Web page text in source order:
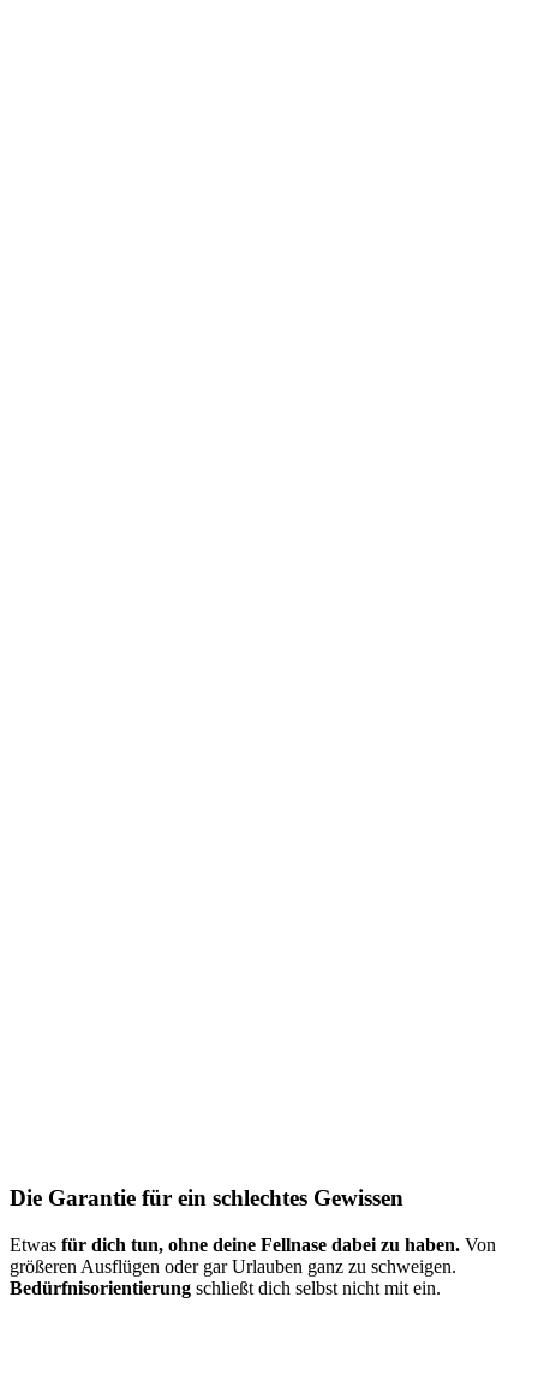
Die Garantie für ein schlechtes Gewissen
Etwas für dich tun, ohne deine Fellnase dabei zu haben. Von
größeren Ausflügen oder gar Urlauben ganz zu schweigen.
Bedürfnisorientierung schließt dich selbst nicht mit ein.